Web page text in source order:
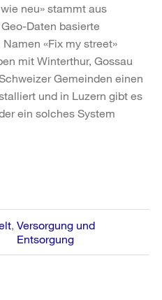
neu» stammt aus
Daten basierte
«Fix my street»
mit Winterthur, Gossau
Gemeinden einen
und in Luzern gibt es
ein solches System
Versorgung und
Entsorgung